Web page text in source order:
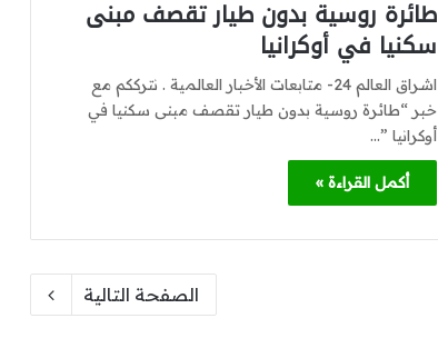
طائرة روسية بدون طيار تقصف مبنى
سكنيا في أوكرانيا
اشراق العالم 24- متابعات الأخبار العالمية . نترككم مع
خبر “طائرة روسية بدون طيار تقصف مبنى سكنيا في
أوكرانيا ”…
أكمل القراءة »
الصفحة التالية